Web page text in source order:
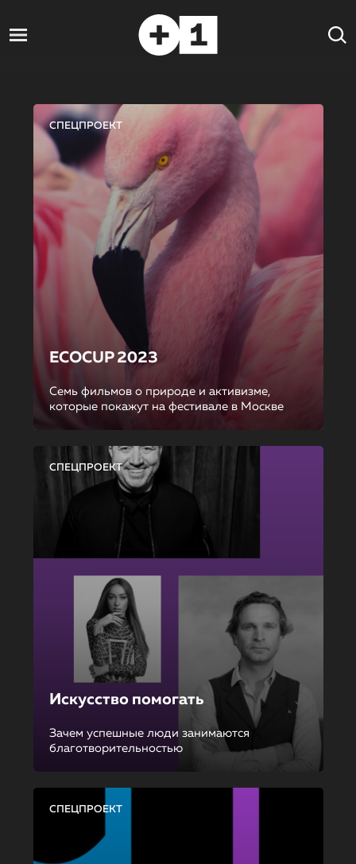
СПЕЦПРОЕКТ
ECOCUP 2023
Семь фильмов о природе и активизме,
которые покажут на фестивале в Москве
СПЕЦПРОЕКТ
Искусство помогать
Зачем успешные люди занимаются
благотворительностью
СПЕЦПРОЕКТ